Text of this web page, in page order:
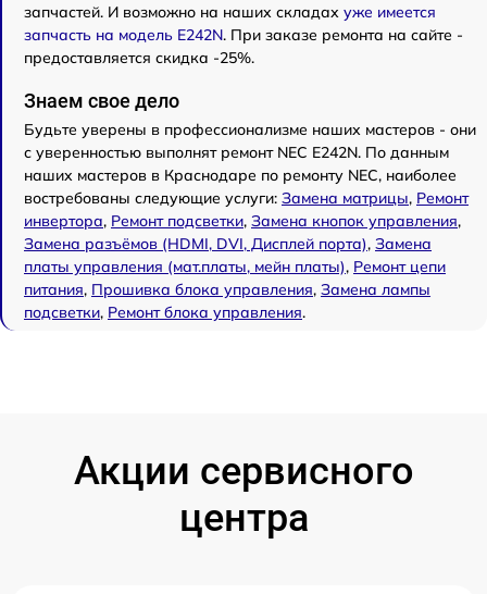
запчастей. И возможно на наших складах уже имеется
запчасть на модель E242N. При заказе ремонта на сайте -
предоставляется скидка -25%.
Знаем свое дело
Будьте уверены в профессионализме наших мастеров - они
с уверенностью выполнят ремонт NEC E242N. По данным
наших мастеров в Краснодаре по ремонту NEC, наиболее
востребованы следующие услуги: Замена матрицы, Ремонт
инвертора, Ремонт подсветки, Замена кнопок управления,
Замена разъёмов (HDMI, DVI, Дисплей порта), Замена
платы управления (мат.платы, мейн платы), Ремонт цепи
питания, Прошивка блока управления, Замена лампы
подсветки, Ремонт блока управления.
Акции сервисного
центра